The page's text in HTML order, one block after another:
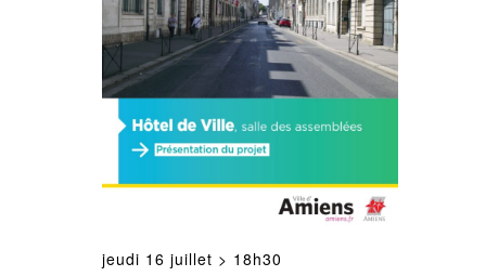
jeudi 16 juillet > 18h30